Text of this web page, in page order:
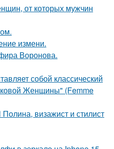
от которых мужчин
измени.
Воронова.
собой классический
Женщины" (Femme
визажист и стилист